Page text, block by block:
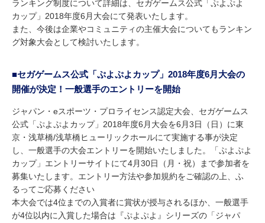
ランキング制度について詳細は、セガゲームス公式「ぷよぷよ
カップ」2018年度6月大会にて発表いたします。
また、今後は企業やコミュニティの主催大会についてもランキン
グ対象大会として検討いたします。
■セガゲームス公式「ぷよぷよカップ」2018年度6月大会の
開催が決定！一般選手のエントリーを開始
ジャパン・eスポーツ・プロライセンス認定大会、セガゲームス
公式「ぷよぷよカップ」2018年度6月大会を6月3日（日）に東
京・浅草橋/浅草橋ヒューリックホールにて実施する事が決定
し、一般選手の大会エントリーを開始いたしました。「ぷよぷよ
カップ」エントリーサイトにて4月30日（月・祝）まで参加者を
募集いたします。エントリー方法や参加規約をご確認の上、ふ
るってご応募ください
本大会では4位までの入賞者に賞状が授与されるほか、一般選手
が4位以内に入賞した場合は『ぷよぷよ』シリーズの「ジャパ